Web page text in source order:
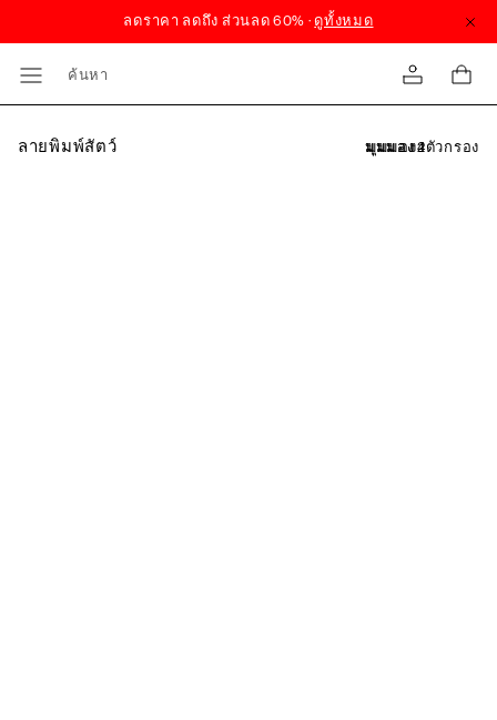
ค้นหา
ลายพิมพ์สัตว์ ตัวกรอง